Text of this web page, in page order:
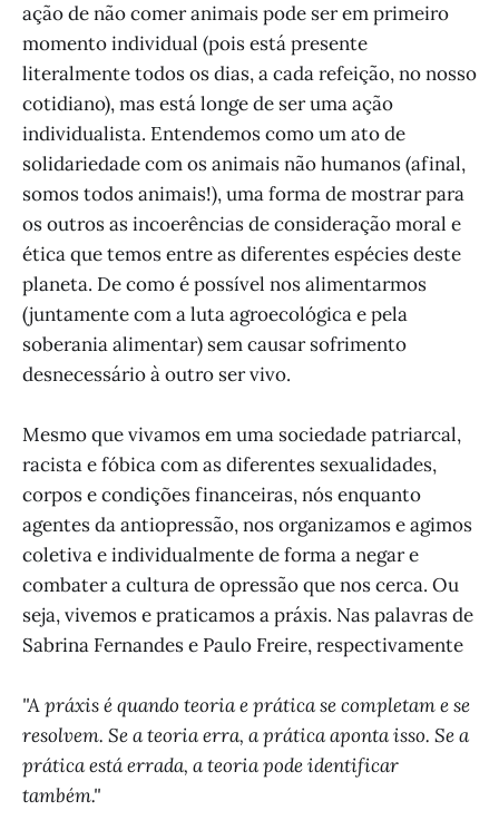
ação de não comer animais pode ser em primeiro
momento individual (pois está presente
literalmente todos os dias, a cada refeição, no nosso
cotidiano), mas está longe de ser uma ação
individualista. Entendemos como um ato de
solidariedade com os animais não humanos (afinal,
somos todos animais!), uma forma de mostrar para
os outros as incoerências de consideração moral e
ética que temos entre as diferentes espécies deste
planeta. De como é possível nos alimentarmos
(juntamente com a luta agroecológica e pela
soberania alimentar) sem causar sofrimento
desnecessário à outro ser vivo.
Mesmo que vivamos em uma sociedade patriarcal,
racista e fóbica com as diferentes sexualidades,
corpos e condições financeiras, nós enquanto
agentes da antiopressão, nos organizamos e agimos
coletiva e individualmente de forma a negar e
combater a cultura de opressão que nos cerca. Ou
seja, vivemos e praticamos a práxis. Nas palavras de
Sabrina Fernandes e Paulo Freire, respectivamente
''A práxis é quando teoria e prática se completam e se
resolvem. Se a teoria erra, a prática a ponta isso. Se a
prática está errada, a teoria pode identificar
também.''